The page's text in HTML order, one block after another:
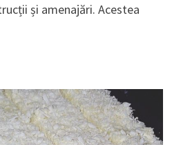
și amenajări. Acestea